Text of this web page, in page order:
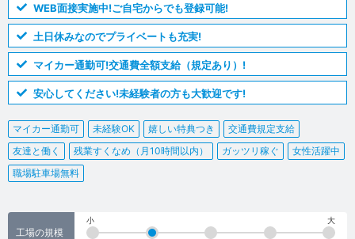
WEB面接実施中!ご自宅からでも登録可能!
土日休みなのでプライベートも充実!
マイカー通勤可!交通費全額支給（規定あり）!
安心してください!未経験者の方も大歓迎です!
マイカー通勤可 未経験OK 嬉しい特典つき
交通費規定支給
友達と働く
残業すくなめ（月10時間以内） ガッツリ稼ぐ
女性活躍中
職場駐車場無料
工場の規模
小 大